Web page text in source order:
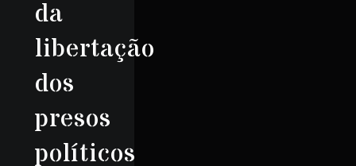
da
libertação
dos
presos
políticos